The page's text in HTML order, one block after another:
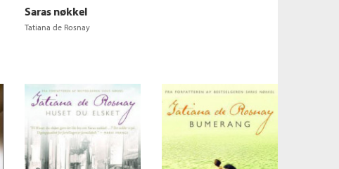
Saras nøkkel
Tatiana de Rosnay